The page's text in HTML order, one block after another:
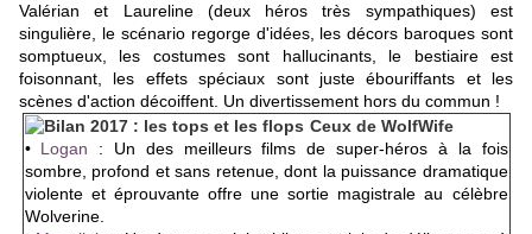
Valérian et Laureline (deux héros très sympathiques) est
singulière, le scénario regorge d'idées, les décors baroques sont
somptueux, les costumes sont hallucinants, le bestiaire est
foisonnant, les effets spéciaux sont juste ébouriffants et les
scènes d'action décoiffent. Un divertissement hors du commun !
Ceux de WolfWife
• Logan : Un des meilleurs films de super-héros à la fois
sombre, profond et sans retenue, dont la puissance dramatique
violente et éprouvante offre une sortie magistrale au célèbre
Wolverine.